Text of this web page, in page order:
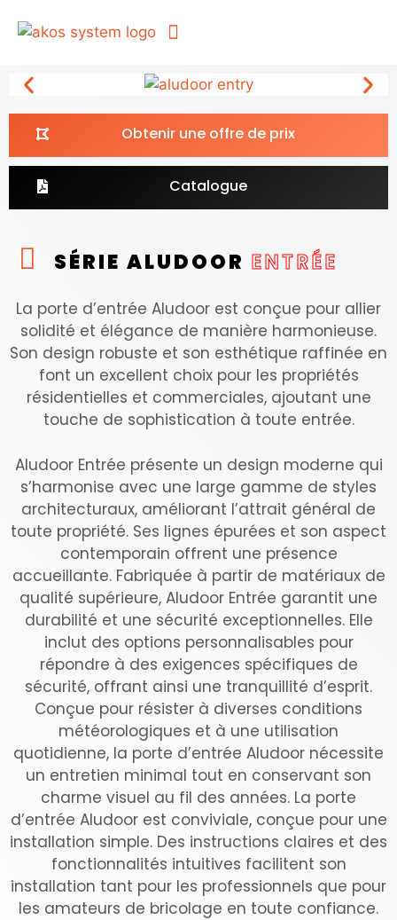
Obtenir une offre de prix
Catalogue
SÉRIE ALUDOOR ENTRÉE
La porte d’entrée Aludoor est conçue pour allier
solidité et élégance de manière harmonieuse.
Son design robuste et son esthétique raffinée en
font un excellent choix pour les propriétés
résidentielles et commerciales, ajoutant une
touche de sophistication à toute entrée.
Aludoor Entrée présente un design moderne qui
s’harmonise avec une large gamme de styles
architecturaux, améliorant l’attrait général de
toute propriété. Ses lignes épurées et son aspect
contemporain offrent une présence
accueillante. Fabriquée à partir de matériaux de
qualité supérieure, Aludoor Entrée garantit une
durabilité et une sécurité exceptionnelles. Elle
inclut des options personnalisables pour
répondre à des exigences spécifiques de
sécurité, offrant ainsi une tranquillité d’esprit.
Conçue pour résister à diverses conditions
météorologiques et à une utilisation
quotidienne, la porte d’entrée Aludoor nécessite
un entretien minimal tout en conservant son
charme visuel au fil des années. La porte
d’entrée Aludoor est conviviale, conçue pour une
installation simple. Des instructions claires et des
fonctionnalités intuitives facilitent son
installation tant pour les professionnels que pour
les amateurs de bricolage en toute confiance.